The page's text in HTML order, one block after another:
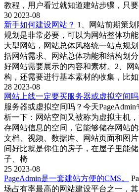
教程，用户看过就知道建站步骤，只
30 2023-08
新手如何建设网站？ 1、网站前期策
规划是非常必要，可以为网站整体功
大型网站，网站总体风格统一站点规
括网站需求、网站总体功能和结构划
好网站需要展示的内容和素材。2、网
构，还需要进行基本素材的收集，比
28 2023-08
网站上线一定要买服务器或虚拟空间吗
服务器或虚拟空间吗？今天
析一下：网站空间又被称为虚拟主机
存网站信息的空间，它能够储存网站的
文档、视频、数据库、网站页面和图
间好比就是你住的房子，在屋子里能
子、椅
25 2023-08
PageAdmin是一套建站方便的CMS。
场占有率最高的网站建设平台之一，